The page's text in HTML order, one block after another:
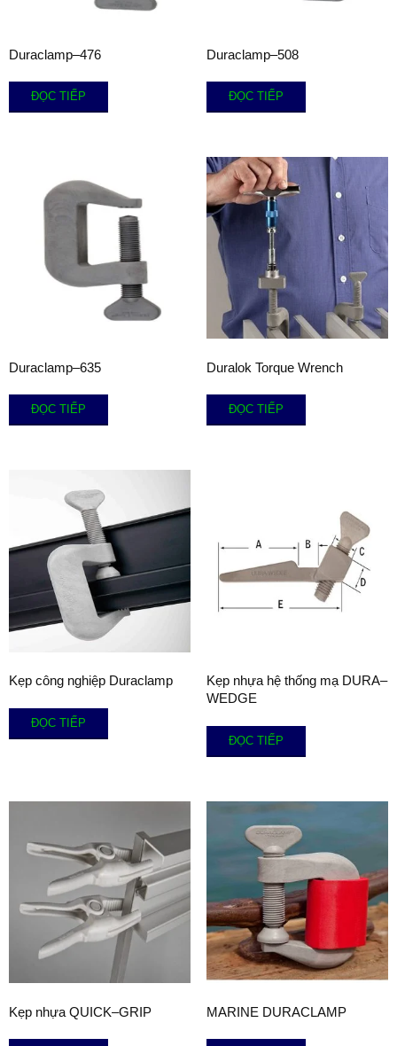
Duraclamp–476
ĐỌC TIẾP
Duraclamp–508
ĐỌC TIẾP
Duraclamp–635
ĐỌC TIẾP
Duralok Torque Wrench
ĐỌC TIẾP
Kẹp công nghiệp Duraclamp
ĐỌC TIẾP
Kẹp nhựa hệ thống mạ DURA–
WEDGE
ĐỌC TIẾP
Kẹp nhựa QUICK–GRIP MARINE DURACLAMP